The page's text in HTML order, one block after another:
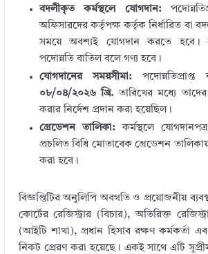
বদলীকৃত কর্মস্থলে যোগদান:
অফিসারদের কর্তৃপক্ষ কর্তৃক নির্ধারিত বা
সময়ে অবশ্যই যোগদান করতে হবে।
পদোন্নতি বাতিল বলে গণ্য হবে।
যোগদানের সময়সীমা:পদোন্নতিপ্রাপ্ত
০৮/০৪/২০২৬ খ্রি. তারিখের মধ্যে
করার নির্দেশ প্রদান করা হয়েছিল।
গ্রেডেশন তালিকা:কর্মস্থলে
প্রচলিত বিধি মোতাবেক গ্রেডেশন
করা হবে।
বিজ্ঞপ্তিটির অনুলিপি অবগতি ও প্রয়োজনীয়
কোর্টের রেজিস্ট্রার (বিচার), অতিরিক্ত
(আইটি শাখা), প্রধান হিসাব রক্ষণ কর্মকর্তা এবং
নিকট প্রেরণ করা হয়েছে। একই সাথে এটি